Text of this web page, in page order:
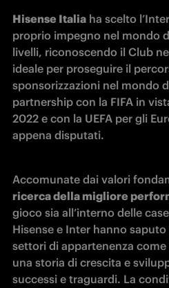
Hisense Italia ha scelto
proprio impegno nel mondo
livelli, riconoscendo il Club
ideale per proseguire il
sponsorizzazioni nel mondo
partnership con la FIFA in
2022 e con la UEFA per gli
appena disputati.
Accomunate dai valori
ricerca della migliore
gioco sia all’interno delle
Hisense e Inter hanno
settori di appartenenza
una storia di crescita e
successi e traguardi. La